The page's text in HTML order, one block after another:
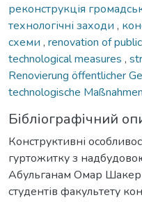
реконструкція
технологічні заходи ,
схеми , renovation of
technological measures ,
Renovierung öffentlicher
technologische Maßnahmen
Бібліографічний
Конструктивні
гуртожитку з
Абульганам Омар Шакер
студентів факультету